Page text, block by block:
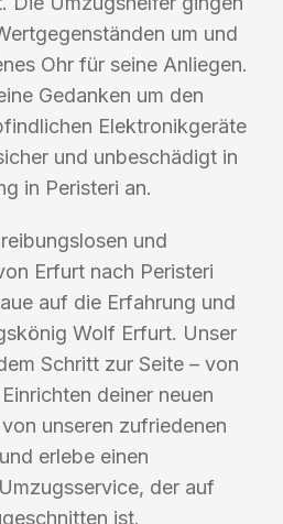
um und
Ohr für seine Anliegen.
Gedanken um den
Elektronikgeräte
und unbeschädigt in
in Peristeri an.
und
Erfurt nach Peristeri
auf die Erfahrung und
Wolf Erfurt. Unser
Schritt zur Seite – von
deiner neuen
unseren zufriedenen
erlebe einen
der auf
ist.